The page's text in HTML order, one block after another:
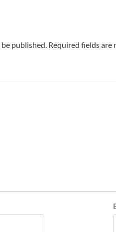
published. Required fields are